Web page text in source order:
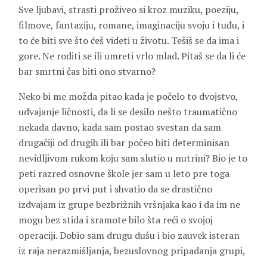
Sve ljubavi, strasti proživeo si kroz muziku, poeziju,
filmove, fantaziju, romane, imaginaciju svoju i tuđu, i
to će biti sve što ćeš videti u životu. Tešiš se da ima i
gore. Ne roditi se ili umreti vrlo mlad. Pitaš se da li će
bar smrtni čas biti ono stvarno?
Neko bi me možda pitao kada je počelo to dvojstvo,
udvajanje ličnosti, da li se desilo nešto traumatično
nekada davno, kada sam postao svestan da sam
drugačiji od drugih ili bar počeo biti determinisan
nevidljivom rukom koju sam slutio u nutrini? Bio je to
peti razred osnovne škole jer sam u leto pre toga
operisan po prvi put i shvatio da se drastično
izdvajam iz grupe bezbrižnih vršnjaka kao i da im ne
mogu bez stida i sramote bilo šta reći o svojoj
operaciji. Dobio sam drugu dušu i bio zauvek isteran
iz raja nerazmišljanja, bezuslovnog pripadanja grupi,